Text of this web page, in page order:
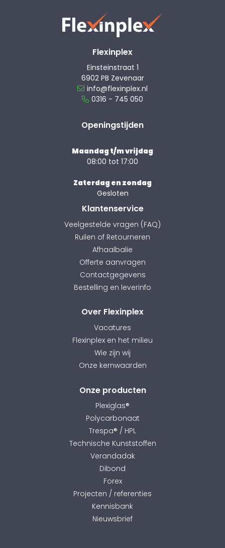
Flexinplex
Einsteinstraat 1
6902 PB Zevenaar
info@flexinplex.nl
0316 - 745 050
Openingstijden
Maandag t/m vrijdag
08:00 tot 17:00
Zaterdag en zondag
Gesloten
Klantenservice
Veelgestelde vragen (FAQ)
Ruilen of Retourneren
Afhaalbalie
Offerte aanvragen
Contactgegevens
Bestelling en leverinfo
Over Flexinplex
Vacatures
Flexinplex en het milieu
Wie zijn wij
Onze kernwaarden
Onze producten
Plexiglas®
Polycarbonaat
Trespa® / HPL
Technische Kunststoffen
Verandadak
Dibond
Forex
Projecten / referenties
Kennisbank
Nieuwsbrief